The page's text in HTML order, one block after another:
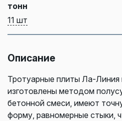
тонн
11 шт
Описание
Тротуарные плиты Ла-Линия
изготовлены методом
бетонной смеси, имеют
форму, равномерные стыки,